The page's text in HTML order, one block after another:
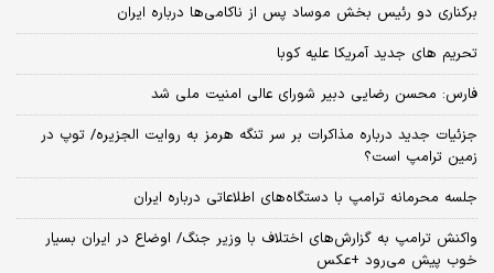
برکناری دو رئیس بخش موساد پس از ناکامی‌ها درباره ایران
تحریم های جدید آمریکا علیه کوبا
فارس: محسن رضایی دبیر شورای عالی امنیت ملی شد
جزئیات جدید درباره مذاکرات بر سر تنگه هرمز به روایت الجزیره/ توپ در
زمین ترامپ است؟
جلسه محرمانه ترامپ با دستگاه‌های اطلاعاتی درباره ایران
واکنش ترامپ به گزارش‌های اختلاف با وزیر جنگ/ اوضاع در ایران بسیار
خوب پیش می‌رود +عکس